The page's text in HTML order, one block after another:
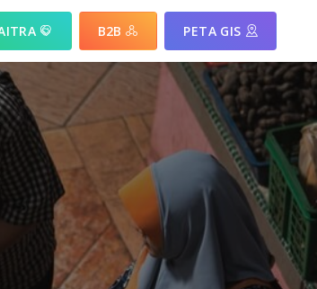
yang ada
unggulan
B2B PETA GIS